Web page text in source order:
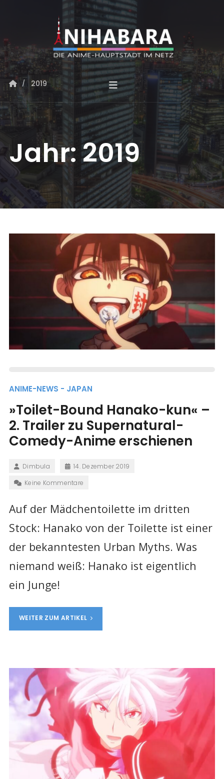
2019
Jahr:2019
ANIME-NEWS - JAPAN
»Toilet-Bound Hanako-kun« –
2. Trailer zu Supernatural-
Comedy-Anime erschienen
Dimbula
14. Dezember 2019
Keine Kommentare
Auf der Mädchentoilette im dritten
Stock: Hanako von der Toilette ist einer
der bekanntesten Urban Myths. Was
niemand weiß: Hanako ist eigentlich
ein Junge!
WEITER ZUM ARTIKEL